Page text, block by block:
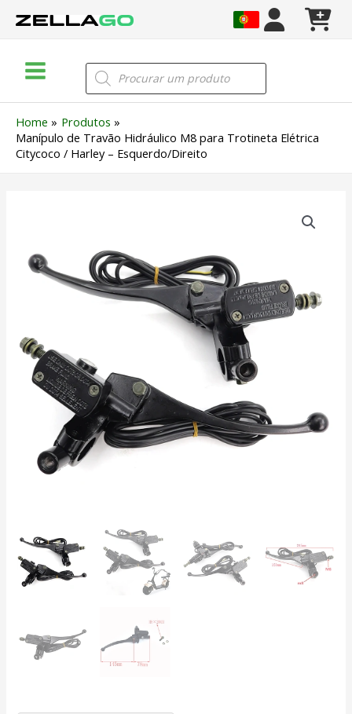
Menu
Products
search
Home
Produtos
Manípulo de Travão Hidráulico M8 para Trotineta Elétrica
Citycoco / Harley – Esquerdo/Direito